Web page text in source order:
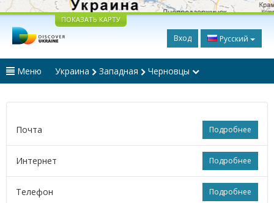
ПОКАЗАТЬ КАРТУ
Вход Русский
Меню Украина Западная Черновцы
Подробнее
Почта
Подробнее
Интернет
Подробнее
Телефон